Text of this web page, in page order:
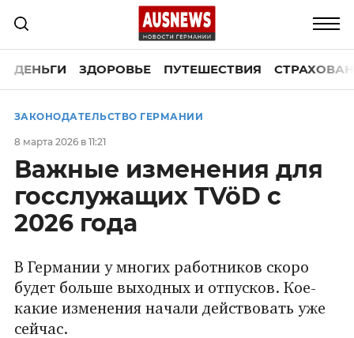
ДЕНЬГИ ЗДОРОВЬЕ ПУТЕШЕСТВИЯ
ЗАКОНОДАТЕЛЬСТВО ГЕРМАНИИ
8 марта 2026 в 11:21
Важные изменения для
госслужащих TVöD с
2026 года
В Германии у многих работников скоро
будет больше выходных и отпусков. Кое-
какие изменения начали действовать уже
сейчас.